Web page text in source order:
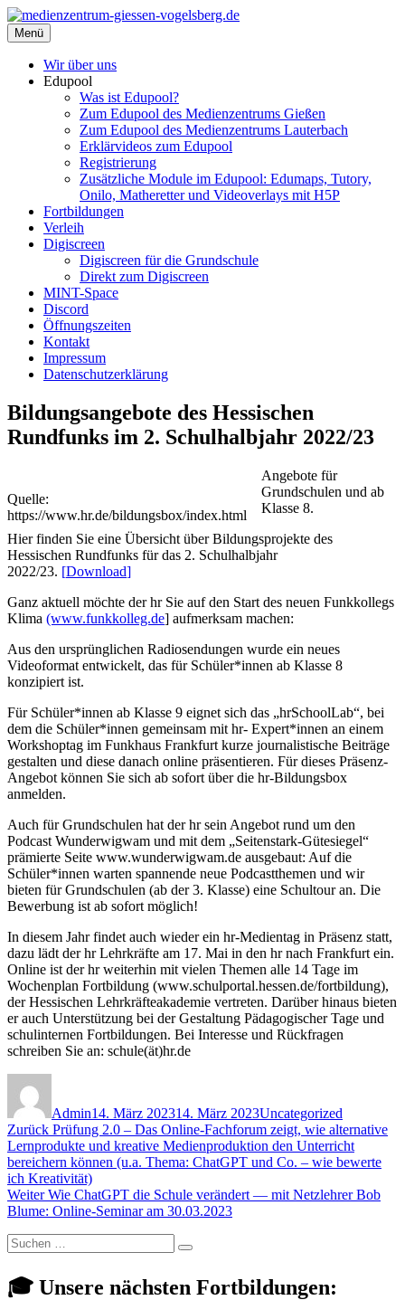
Zum
Inhalt
springen
medienzentrum-giessen-vogelsberg.de
Regionales Medienzentrum Gießen-Vogelsberg
Menü
Wir über uns
Edupool
Was ist Edupool?
Zum Edupool des Medienzentrums Gießen
Zum Edupool des Medienzentrums Lauterbach
Erklärvideos zum Edupool
Registrierung
Zusätzliche Module im Edupool: Edumaps, Tutory,
Onilo, Matheretter und Videoverlays mit H5P
Fortbildungen
Verleih
Digiscreen
Digiscreen für die Grundschule
Direkt zum Digiscreen
MINT-Space
Discord
Öffnungszeiten
Kontakt
Impressum
Datenschutzerklärung
Bildungsangebote des Hessischen
Rundfunks im 2. Schulhalbjahr 2022/23
Quelle:
https://www.hr.de/bildungsbox/index.html
Angebote für
Grundschulen und ab
Klasse 8.
Hier finden Sie eine Übersicht über Bildungsprojekte des
Hessischen Rundfunks für das 2. Schulhalbjahr
2022/23. [Download]
Ganz aktuell möchte der hr Sie auf den Start des neuen Funkkollegs
Klima (www.funkkolleg.de] aufmerksam machen:
Aus den ursprünglichen Radiosendungen wurde ein neues
Videoformat entwickelt, das für Schüler*innen ab Klasse 8
konzipiert ist.
Für Schüler*innen ab Klasse 9 eignet sich das „hrSchoolLab“, bei
dem die Schüler*innen gemeinsam mit hr- Expert*innen an einem
Workshoptag im Funkhaus Frankfurt kurze journalistische Beiträge
gestalten und diese danach online präsentieren. Für dieses Präsenz-
Angebot können Sie sich ab sofort über die hr-Bildungsbox
anmelden.
Auch für Grundschulen hat der hr sein Angebot rund um den
Podcast Wunderwigwam und mit dem „Seitenstark-Gütesiegel“
prämierte Seite www.wunderwigwam.de ausgebaut: Auf die
Schüler*innen warten spannende neue Podcastthemen und wir
bieten für Grundschulen (ab der 3. Klasse) eine Schultour an. Die
Bewerbung ist ab sofort möglich!
In diesem Jahr findet auch wieder ein hr-Medientag in Präsenz statt,
dazu lädt der hr Lehrkräfte am 17. Mai in den hr nach Frankfurt ein.
Online ist der hr weiterhin mit vielen Themen alle 14 Tage im
Wochenplan Fortbildung (www.schulportal.hessen.de/fortbildung),
der Hessischen Lehrkräfteakademie vertreten. Darüber hinaus bieten
er auch Unterstützung bei der Gestaltung Pädagogischer Tage und
schulinternen Fortbildungen. Bei Interesse und Rückfragen
schreiben Sie an: schule(ät)hr.de
Admin14. März 202314. März 2023Uncategorized
Beitragsnavigation
Zurück Vorheriger
Beitrag:
Prüfung 2.0 – Das Online-Fachforum zeigt, wie alternative
Lernprodukte und kreative Medienproduktion den Unterricht
bereichern können (u.a. Thema: ChatGPT und Co. – wie bewerte
ich Kreativität)
Weiter Nächster
Beitrag:
Wie ChatGPT die Schule verändert — mit Netzlehrer Bob
Blume: Online-Seminar am 30.03.2023
Suchen
nach:
Suchen
🎓 Unsere nächsten Fortbildungen: